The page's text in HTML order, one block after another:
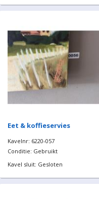
Eet & koffieservies
Kavelnr: 6220-057
Conditie: Gebruikt
Kavel sluit: Gesloten